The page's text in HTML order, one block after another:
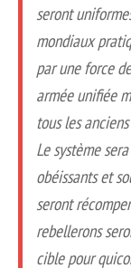
seront
mondiaux
par une force
armée unifiée
tous les
Le système
obéissants et
seront
rebellerons
cible pour